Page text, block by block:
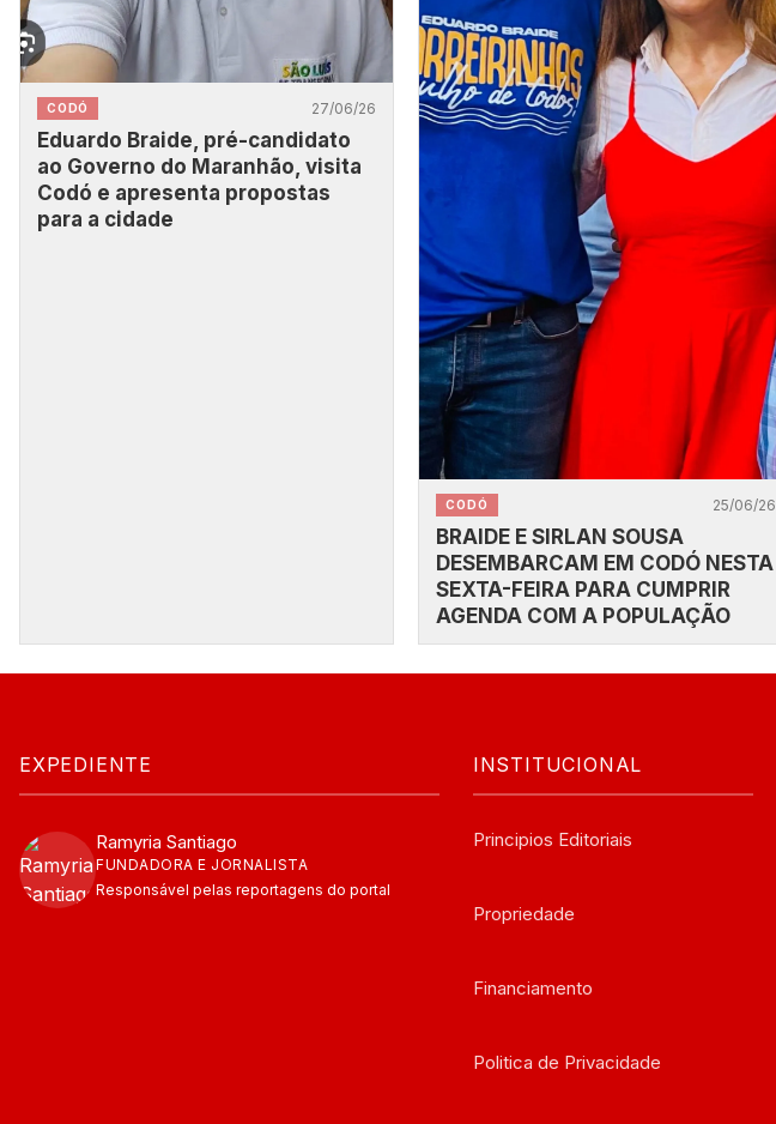
CODÓ 27/06/26
Eduardo Braide, pré-candidato
ao Governo do Maranhão, visita
Codó e apresenta propostas
para a cidade
CODÓ 25/06/26
BRAIDE E SIRLAN SOUSA
DESEMBARCAM EM CODÓ NESTA
SEXTA-FEIRA PARA CUMPRIR
AGENDA COM A POPULAÇÃO
EXPEDIENTE
Ramyria Santiago
FUNDADORA E JORNALISTA
Responsável pelas reportagens do portal
INSTITUCIONAL
Principios Editoriais
Propriedade
Financiamento
Politica de Privacidade